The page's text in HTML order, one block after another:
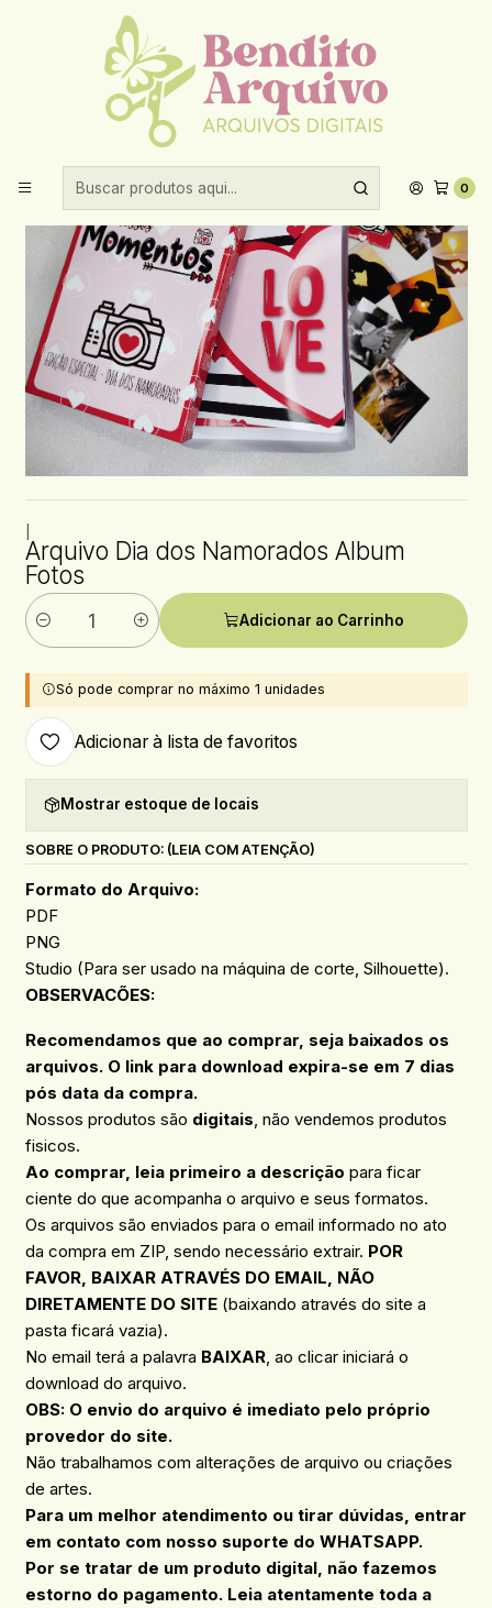
0
Aproveite 10% de desconto ao comprar acima de R$30,00!
Datas comemorativas
Dia dos Namorados
Arquivo Dia dos Namorados Album Fotos
Arquivo Dia dos Namorados Album
Fotos
Quantidade
Adicionar ao Carrinho
Só pode comprar no máximo 1 unidades
Adicionar à lista de favoritos
Mostrar estoque de locais
SOBRE O PRODUTO: (LEIA COM ATENÇÃO)
Formato do Arquivo:
PDF
PNG
Studio (Para ser usado na máquina de corte, Silhouette).
OBSERVACÕES:
Recomendamos que ao comprar, seja baixados os
arquivos. O link para download expira-se em 7 dias
pós data da compra.
Nossos produtos são digitais, não vendemos produtos
fisicos.
Ao comprar, leia primeiro a descrição para ficar
ciente do que acompanha o arquivo e seus formatos.
Os arquivos são enviados para o email informado no ato
da compra em ZIP, sendo necessário extrair. POR
FAVOR, BAIXAR ATRAVÉS DO EMAIL, NÃO
DIRETAMENTE DO SITE(baixando através do site a
pasta ficará vazia).
No email terá a palavra BAIXAR, ao clicar iniciará o
download do arquivo.
OBS: O envio do arquivo é imediato pelo próprio
provedor do site.
Não trabalhamos com alterações de arquivo ou criações
de artes.
Para um melhor atendimento ou tirar dúvidas, entrar
em contato com nosso suporte do WHATSAPP.
Por se tratar de um produto digital, não fazemos
estorno do pagamento. Leia atentamente toda a